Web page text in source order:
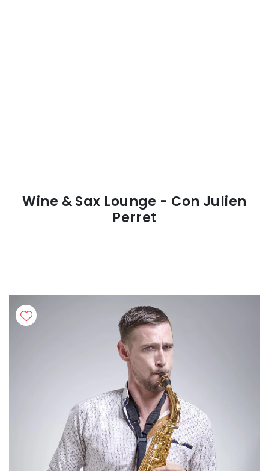
Wine & Sax Lounge - Con Julien
Perret